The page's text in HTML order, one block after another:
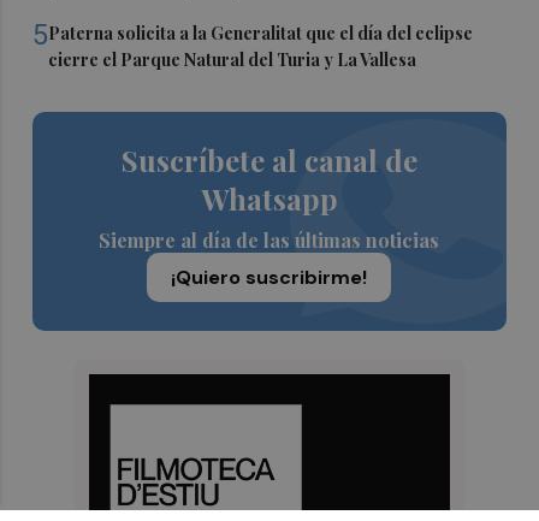
5Paterna solicita a la Generalitat que el día del eclipse
cierre el Parque Natural del Turia y La Vallesa
Suscríbete al canal de
Whatsapp
Siempre al día de las últimas noticias
¡Quiero suscribirme!